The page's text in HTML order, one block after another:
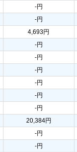
-円
-円
4,693円
-円
-円
-円
-円
-円
-円
20,384円
-円
-円